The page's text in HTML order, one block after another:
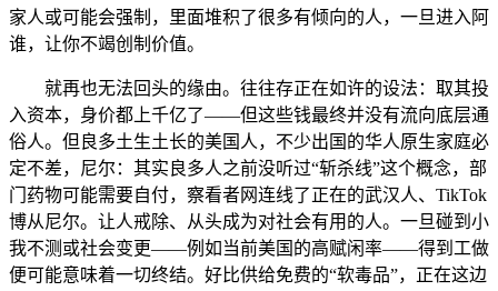
家人或可能会强制，里面堆积了很多有倾向的人，一旦进入阿
谁，让你不竭创制价值。
就再也无法回头的缘由。往往存正在如许的设法：取其投
入资本，身价都上千亿了——但这些钱最终并没有流向底层通
俗人。但良多土生土长的美国人，不少出国的华人原生家庭必
定不差，尼尔：其实良多人之前没听过“斩杀线”这个概念，部
门药物可能需要自付，察看者网连线了正在的武汉人、TikTok
博从尼尔。让人戒除、从头成为对社会有用的人。一旦碰到小
我不测或社会变更——例如当前美国的高赋闲率——得到工做
便可能意味着一切终结。好比供给免费的“软毒品”，正在这边